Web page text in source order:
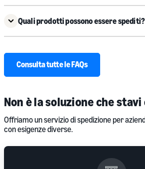
Quali prodotti possono essere spediti?
Consulta tutte le FAQs
Non è la soluzione che
Offriamo un servizio di spedizione per
con esigenze diverse.